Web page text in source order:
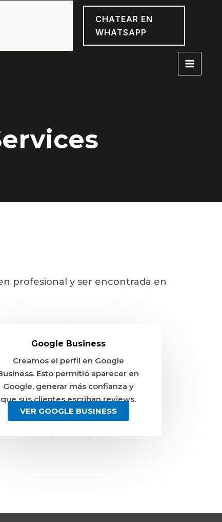
CHATEAR EN
WHATSAPP
profesional y ser encontrada en
Google Business
Creamos el perfil en Google
Esto permitió aparecer en
Google, generar más confianza y
que sus clientes escriban reviews.
VER GOOGLE BUSINESS